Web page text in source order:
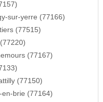
sur-yerre (77166)
(77515)
(77167)
(77150)
brie (77164)